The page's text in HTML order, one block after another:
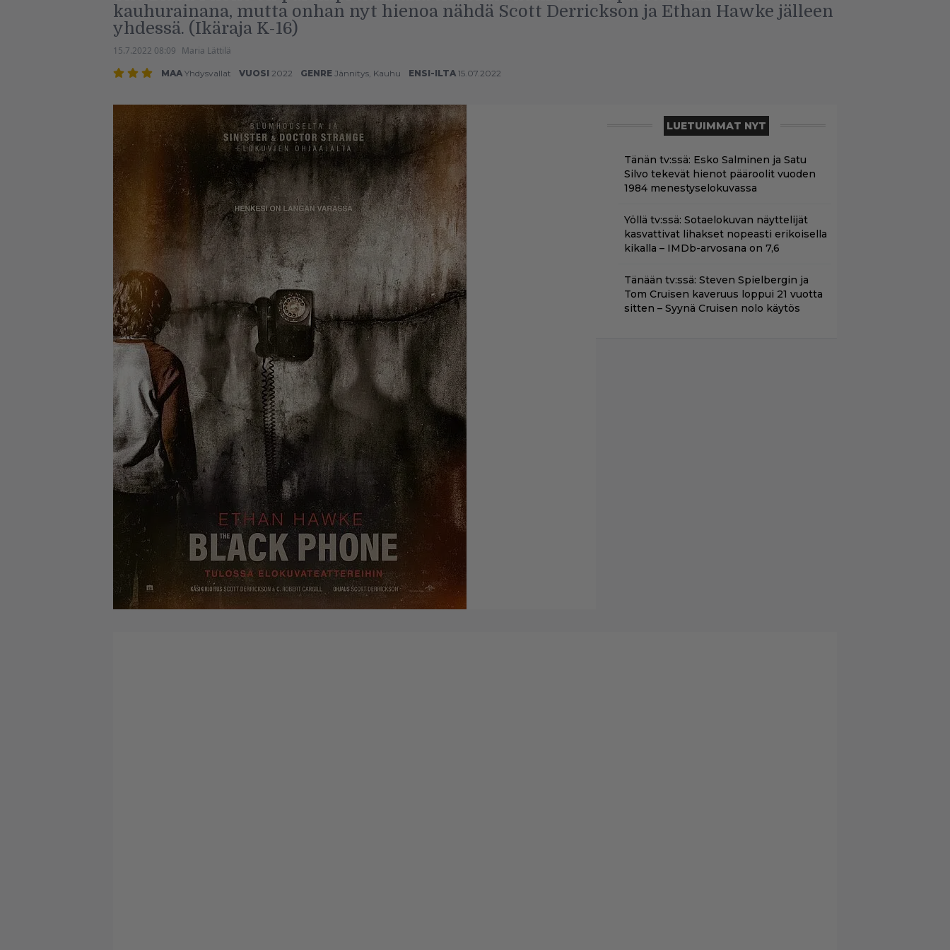
kauhurainana, mutta onhan nyt hienoa nähdä Scott Derrickson ja Ethan Hawke jälleen
yhdessä. (Ikäraja K-16)
15.7.2022 08:09 Maria Lättilä
MAA Yhdysvallat VUOSI 2022 GENRE Jännitys, Kauhu ENSI-ILTA15.07.2022
LUETUIMMAT NYT
Tänän tv:ssä: Esko Salminen ja Satu
Silvo tekevät hienot pääroolit vuoden
1984 menestyselokuvassa
Yöllä tv:ssä: Sotaelokuvan näyttelijät
kasvattivat lihakset nopeasti erikoisella
kikalla – IMDb-arvosana on 7,6
Tänään tv:ssä: Steven Spielbergin ja
Tom Cruisen kaveruus loppui 21 vuotta
sitten – Syynä Cruisen nolo käytös